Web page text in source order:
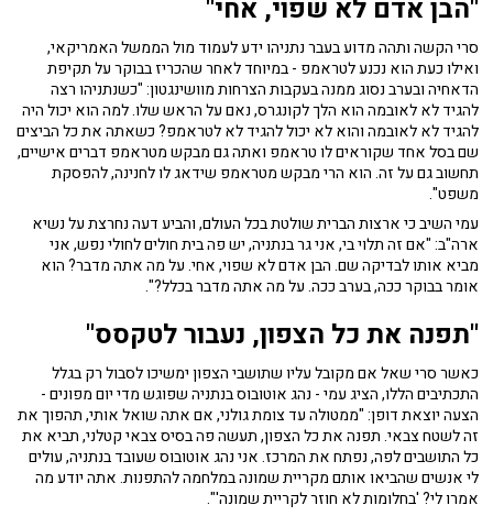
"הבן אדם לא שפוי, אחי"
סרי הקשה ותהה מדוע בעבר נתניהו ידע לעמוד מול הממשל האמריקאי,
ואילו כעת הוא נכנע לטראמפ - במיוחד לאחר שהכריז בבוקר על תקיפת
הדאחיה ובערב נסוג ממנה בעקבות הצרחות מוושינגטון: "כשנתניהו רצה
להגיד לא לאובמה הוא הלך לקונגרס, נאם על הראש שלו. למה הוא יכול היה
להגיד לא לאובמה והוא לא יכול להגיד לא לטראמפ? כשאתה את כל הביצים
שם בסל אחד שקוראים לו טראמפ ואתה גם מבקש מטראמפ דברים אישיים,
תחשוב גם על זה. הוא הרי מבקש מטראמפ שידאג לו לחנינה, להפסקת
משפט".
עמי השיב כי ארצות הברית שולטת בכל העולם, והביע דעה נחרצת על נשיא
ארה"ב: "אם זה תלוי בי, אני גר בנתניה, יש פה בית חולים לחולי נפש, אני
מביא אותו לבדיקה שם. הבן אדם לא שפוי, אחי. על מה אתה מדבר? הוא
אומר בבוקר ככה, בערב ככה. על מה אתה מדבר בכלל?".
"תפנה את כל הצפון, נעבור לטקסס"
כאשר סרי שאל אם מקובל עליו שתושבי הצפון ימשיכו לסבול רק בגלל
התכתיבים הללו, הציג עמי - נהג אוטובוס בנתניה שפוגש מדי יום מפונים -
הצעה יוצאת דופן: "ממטולה עד צומת גולני, אם אתה שואל אותי, תהפוך את
זה לשטח צבאי. תפנה את כל הצפון, תעשה פה בסיס צבאי קטלני, תביא את
כל התושבים לפה, נפתח את המרכז. אני נהג אוטובוס שעובד בנתניה, עולים
לי אנשים שהביאו אותם מקריית שמונה במלחמה להתפנות. אתה יודע מה
אמרו לי? 'בחלומות לא חוזר לקריית שמונה'".